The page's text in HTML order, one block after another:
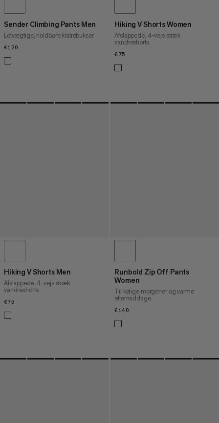
Sender Climbing Pants Men
Letvægtige, holdbare klatrebukser
€120
Hiking V Shorts Women
Afslappede, 4-vejs stræk
vandreshorts
€75
Hiking V Shorts Men
Afslappede, 4-vejs stræk
vandreshorts
€75
Runbold Zip Off Pants
Women
Til kølige morgener og varme
eftermiddage.
€140